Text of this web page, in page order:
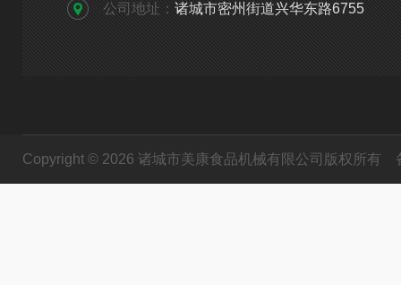
公司地址： 诸城市密州街道兴华东路6755
Copyright © 2026 诸城市美康食品机械有限公司版权所有